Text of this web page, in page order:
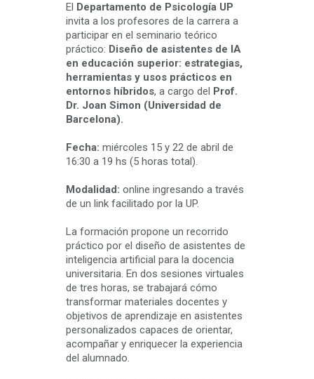
El Departamento de Psicología UP
invita a los profesores de la carrera a
participar en el seminario teórico
práctico: Diseño de asistentes de IA
en educación superior: estrategias,
herramientas y usos prácticos en
entornos híbridos, a cargo del Prof.
Dr. Joan Simon (Universidad de
Barcelona).
Fecha: miércoles 15 y 22 de abril de
16:30 a 19 hs (5 horas total).
Modalidad: online ingresando a través
de un link facilitado por la UP.
La formación propone un recorrido
práctico por el diseño de asistentes de
inteligencia artificial para la docencia
universitaria. En dos sesiones virtuales
de tres horas, se trabajará cómo
transformar materiales docentes y
objetivos de aprendizaje en asistentes
personalizados capaces de orientar,
acompañar y enriquecer la experiencia
del alumnado.